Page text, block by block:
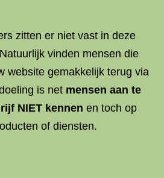
zitten er niet vast in deze
vinden mensen die
website gemakkelijk terug via
is net mensen aan te
NIET kennen en toch op
of diensten.